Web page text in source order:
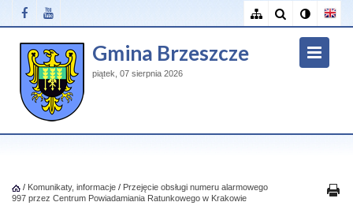
Gmina Brzeszcze
piątek, 07 sierpnia 2026
/ Komunikaty, informacje / Przejęcie obsługi numeru alarmowego
997 przez Centrum Powiadamiania Ratunkowego w Krakowie